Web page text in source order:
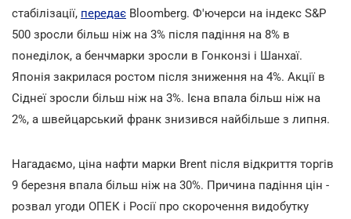
стабілізації, передає Bloomberg. Ф'ючерси на індекс S&P
500 зросли більш ніж на 3% після падіння на 8% в
понеділок, а бенчмарки зросли в Гонконзі і Шанхаї.
Японія закрилася ростом після зниження на 4%. Акції в
Сіднеї зросли більш ніж на 3%. Ієна впала більш ніж на
2%, а швейцарський франк знизився найбільше з липня.
Нагадаємо, ціна нафти марки Brent після відкриття торгів
9 березня впала більш ніж на 30%. Причина падіння цін -
розвал угоди ОПЕК і Росії про скорочення видобутку